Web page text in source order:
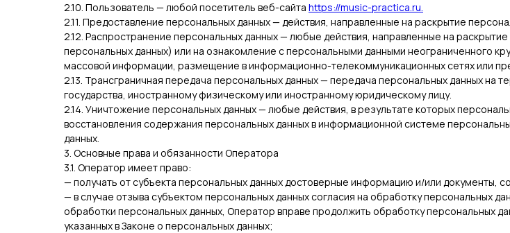
2.10. Пользователь — любой посетитель веб-сайта https://music-practica.ru.
2.11. Предоставление персональных данных — действия, направленные на раскрытие
2.12. Распространение персональных данных — любые действия, направленные на
персональных данных) или на ознакомление с персональными данными неограниченного
массовой информации, размещение в информационно-телекоммуникационных сетях или
2.13. Трансграничная передача персональных данных — передача персональных данных на
государства, иностранному физическому или иностранному юридическому лицу.
2.14. Уничтожение персональных данных — любые действия, в результате которых
восстановления содержания персональных данных в информационной системе
данных.
3. Основные права и обязанности Оператора
3.1. Оператор имеет право:
— получать от субъекта персональных данных достоверные информацию и/или документы,
— в случае отзыва субъектом персональных данных согласия на обработку персональных
обработки персональных данных, Оператор вправе продолжить обработку персональных
указанных в Законе о персональных данных;